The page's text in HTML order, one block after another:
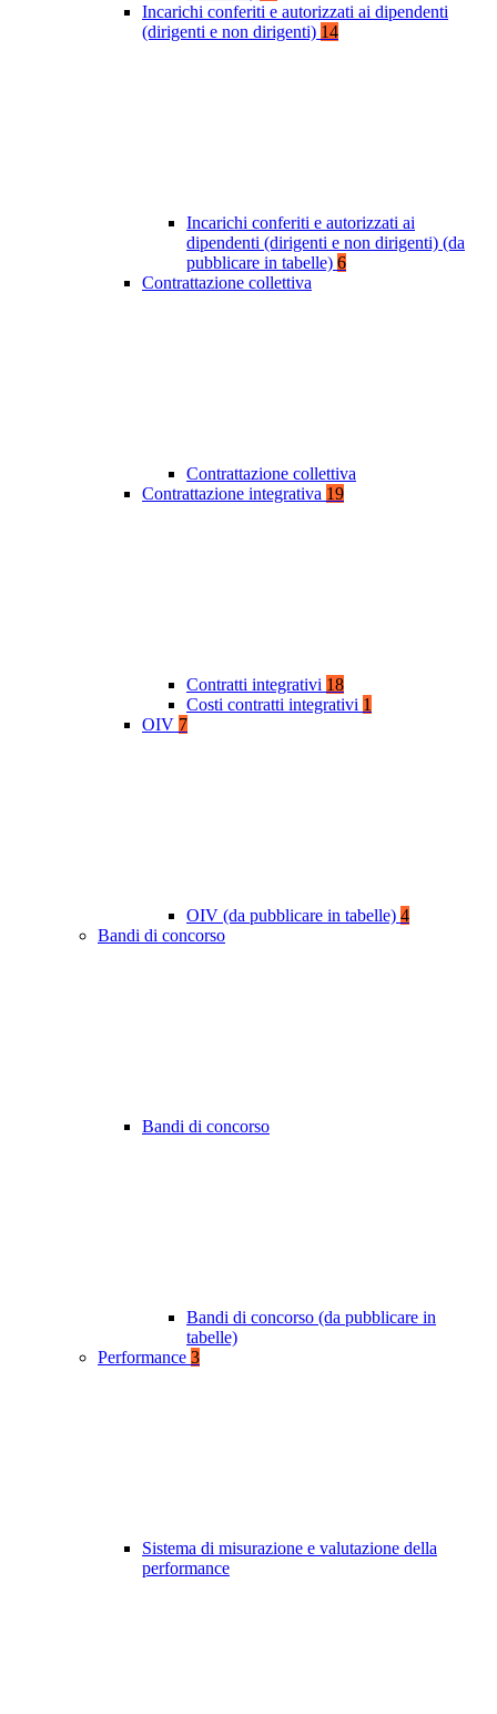
Incarichi conferiti e autorizzati ai dipendenti
(dirigenti e non dirigenti) 14
Incarichi conferiti e autorizzati ai
dipendenti (dirigenti e non dirigenti) (da
pubblicare in tabelle) 6
Contrattazione collettiva
Contrattazione collettiva
Contrattazione integrativa 19
Contratti integrativi 18
Costi contratti integrativi 1
OIV 7
OIV (da pubblicare in tabelle) 4
Bandi di concorso
Bandi di concorso
Bandi di concorso (da pubblicare in
tabelle)
Performance 3
Sistema di misurazione e valutazione della
performance